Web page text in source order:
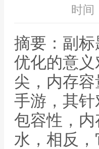
时间
摘要：副
优化的意
尖，内存
手游，其
包容性，
水，相反